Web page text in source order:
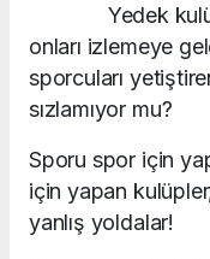
Yedek
onları izlemeye
sporcuları
sızlamıyor mu?
Sporu spor için
için yapan
yanlış yoldalar!